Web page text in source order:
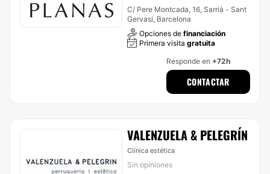
C/ Pere Montcada, 16, Sarrià - Sant
Gervasi, Barcelona
Opciones de financiación
Primera visita gratuita
Responde en +72h
CONTACTAR
VALENZUELA & PELEGRÍN
Clínica estética
Sin opiniones